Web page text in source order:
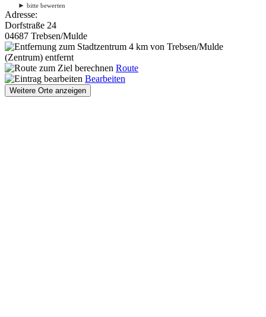
► bitte bewerten
Adresse:
Dorfstraße 24
04687 Trebsen/Mulde
4 km von Trebsen/Mulde
(Zentrum) entfernt
Route
Bearbeiten
Weitere Orte anzeigen